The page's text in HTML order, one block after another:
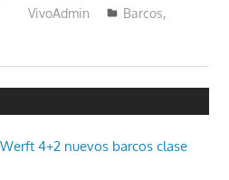
VivoAdmin
Barcos,
4+2 nuevos barcos clase